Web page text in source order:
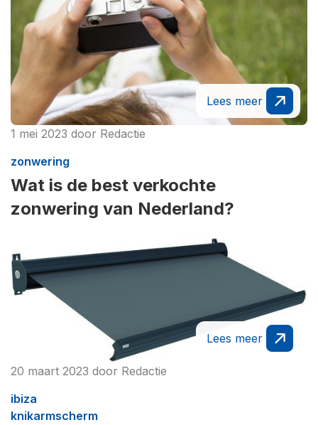
Lees meer
1 mei 2023 door Redactie
zonwering
Wat is de best verkochte
zonwering van Nederland?
Lees meer
20 maart 2023 door Redactie
ibiza
knikarmscherm